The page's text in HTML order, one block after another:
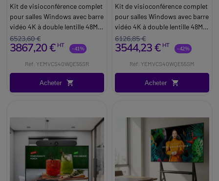
Kit de visioconférence complet
pour salles Windows avec barre
vidéo 4K à double lentille 48MP,
mini-PC Yealink, écran 4K de
55 pouces, support à roulettes
petites salles (4-6 personnes).
6523,60 €
3867,20 € HT -41%
Réf: YEMVCS40WQE55SR
Acheter
Kit de visioconférence complet
pour salles Windows avec barre
vidéo 4K à double lentille 48MP,
mini-PC Yealink, écran 4K de
55 pouces et accessoires,
personnes).
6126,85 €
3544,23 € HT -42%
Réf: YEMVCS40WQE55SM
Acheter